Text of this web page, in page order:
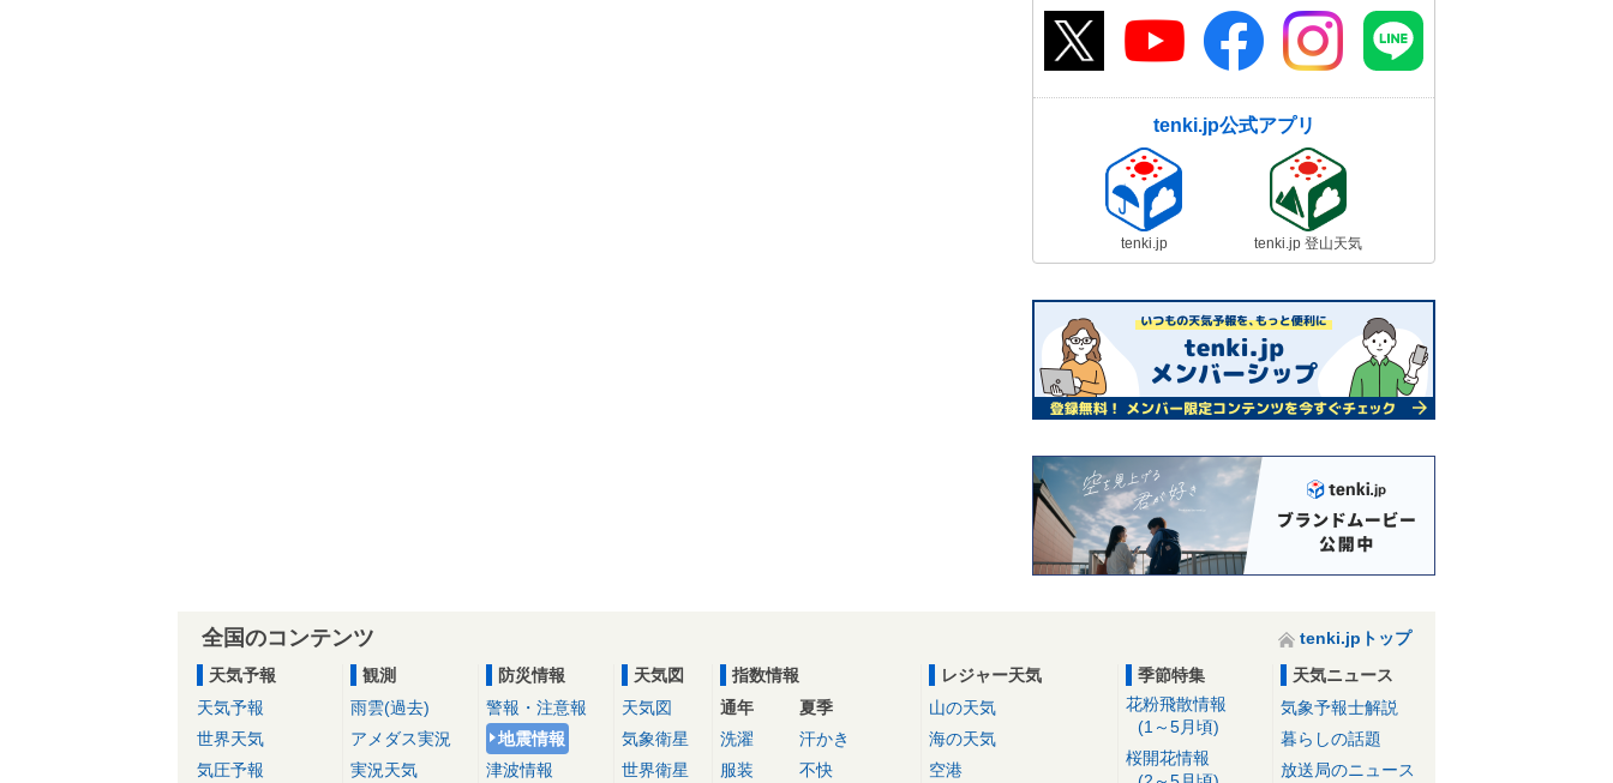
tenki.jp公式アプリ
tenki.jp tenki.jp 登山天気
全国のコンテンツ
tenki.jpトップ
天気予報
天気予報
世界天気
気圧予報
観測
雨雲(過去)
アメダス実況
実況天気
防災情報
警報・注意報
地震情報
津波情報
天気図
天気図
気象衛星
世界衛星
指数情報
通年
洗濯
服装
夏季
汗かき
不快
レジャー天気
山の天気
海の天気
空港
季節特集
花粉飛散情報
(1～5月頃)
桜開花情報
天気ニュース
気象予報士解説
暮らしの話題
放送局のニュース